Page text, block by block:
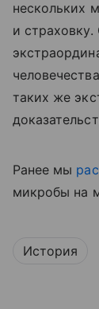
нескольких
и
таких же
Ранее мы
микробы на
История